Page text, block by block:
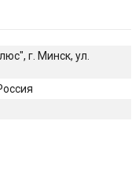
г. Минск, ул.